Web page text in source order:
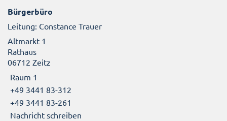
Bürgerbüro
Leitung: Constance Trauer
Altmarkt 1
Rathaus
06712 Zeitz
Raum 1
+49 3441 83-312
+49 3441 83-261
Nachricht schreiben